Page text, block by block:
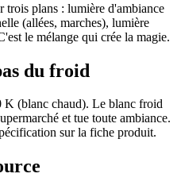
trois plans : lumière d'ambiance
(allées, marches), lumière
le mélange qui crée la magie.
du froid
(blanc chaud). Le blanc froid
et tue toute ambiance.
sur la fiche produit.